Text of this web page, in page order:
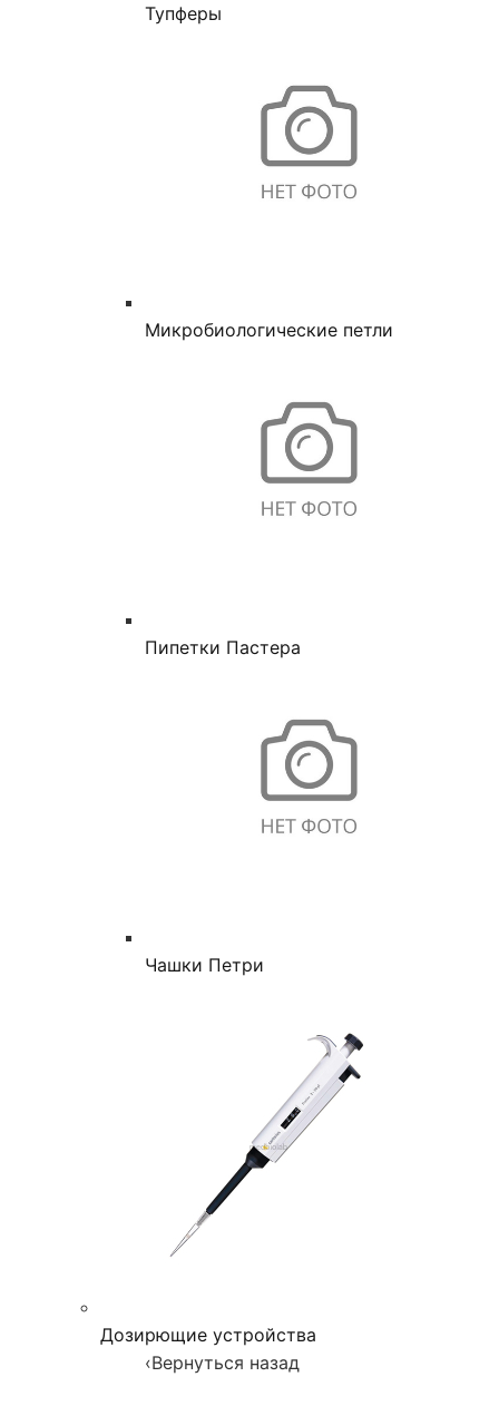
Тупферы
Микробиологические петли
Пипетки Пастера
Чашки Петри
Дозирющие устройства
‹Вернуться назад